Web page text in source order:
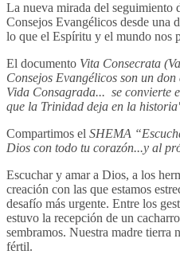
La nueva mirada del seguimiento
Consejos Evangélicos desde una
lo que el Espíritu y el mundo nos
El documento Vita Consecrata
Consejos Evangélicos son un
Vida Consagrada... se convierte
que la Trinidad deja en la
Compartimos el SHEMA
Dios con todo tu corazón...y al
Escuchar y amar a Dios, a los
creación con las que estamos
desafío más urgente. Entre los
estuvo la recepción de un
sembramos. Nuestra madre tierra
fértil.